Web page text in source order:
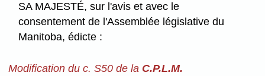
SA MAJESTÉ, sur l'avis et avec le
consentement de l'Assemblée législative du
Manitoba, édicte :
Modification du c. S50 de la C.P.L.M.